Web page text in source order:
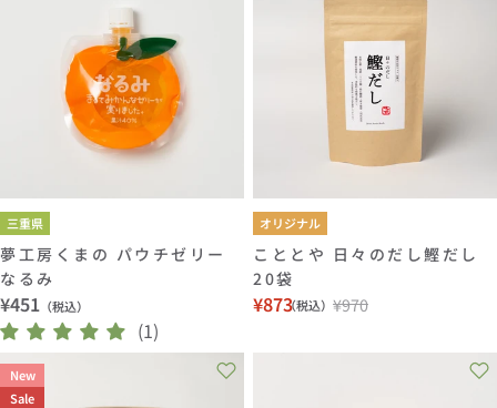
三重県
夢工房くまの パウチゼリー
なるみ
通
常
格
¥451 （税込）
(1)
オリジナル
こととや 日々のだし鰹だし
20袋
セ
¥873（税込）
通
¥970
New
Sale